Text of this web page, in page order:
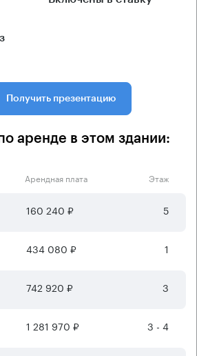
Получить презентацию
аренде в этом здании:
Арендная плата Этаж
160 240 ₽ 5
434 080 ₽ 1
742 920 ₽ 3
1 281 970 ₽ 3 - 4